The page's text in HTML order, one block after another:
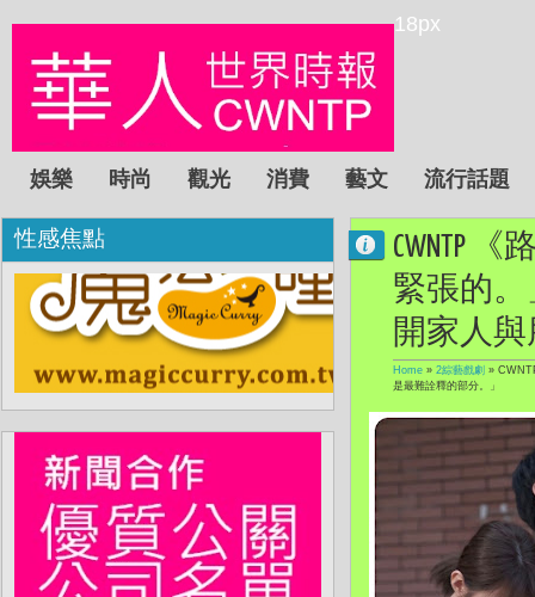
18px
娛樂 時尚 觀光 消費 藝文 流行話題
CWNTP
緊張的
開家人
Home » 2綜藝戲劇 »
是最難詮釋的部分。」
性感焦點